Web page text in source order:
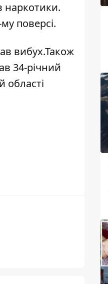
наркотики.
поверсі.
вибух.Також
34-річний
області